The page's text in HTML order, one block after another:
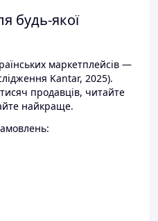
будь-якої
маркетплейсів —
Kantar, 2025).
продавців, читайте
найкраще.